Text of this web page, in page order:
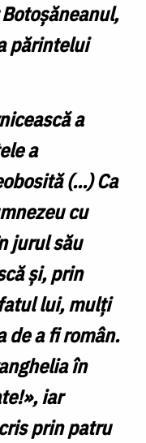
părintelui
a
a
(...) Ca
cu
jurul său
și, prin
lui, mulți
de a fi român.
în
», iar
prin patru